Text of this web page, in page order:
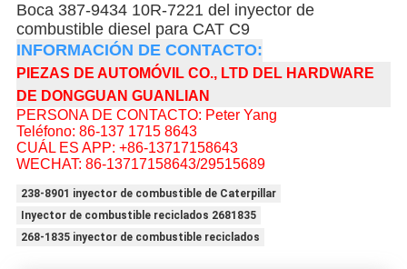
Boca 387-9434 10R-7221 del inyector de
combustible diesel para CAT C9
INFORMACIÓN DE CONTACTO:
PIEZAS DE AUTOMÓVIL CO., LTD DEL HARDWARE
DE DONGGUAN GUANLIAN
PERSONA DE CONTACTO: Peter Yang
Teléfono: 86-137 1715 8643
CUÁL ES APP: +86-13717158643
WECHAT: 86-13717158643/29515689
238-8901 inyector de combustible de Caterpillar
Inyector de combustible reciclados 2681835
268-1835 inyector de combustible reciclados